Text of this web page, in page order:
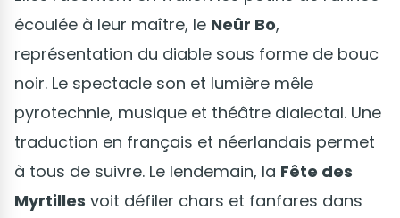
écoulée à leur maître, le Neûr Bo,
représentation du diable sous forme de bouc
noir. Le spectacle son et lumière mêle
pyrotechnie, musique et théâtre dialectal. Une
traduction en français et néerlandais permet
à tous de suivre. Le lendemain, la Fête des
Myrtilles voit défiler chars et fanfares dans